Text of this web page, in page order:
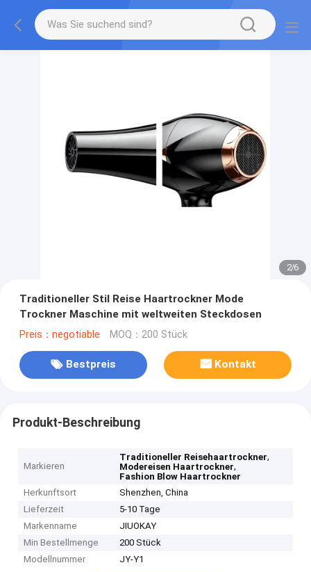
2/6
Traditioneller Stil Reise Haartrockner Mode
Trockner Maschine mit weltweiten Steckdosen
Preis：negotiable MOQ：200 Stück
Bestpreis Kontakt
Produkt-Beschreibung
Markieren
Traditioneller Reisehaartrockner,
Modereisen Haartrockner,
Fashion Blow Haartrockner
Herkunftsort
Shenzhen, China
Lieferzeit
5-10 Tage
Markenname
JIUOKAY
Min Bestellmenge
200 Stück
Modellnummer
JY-Y1